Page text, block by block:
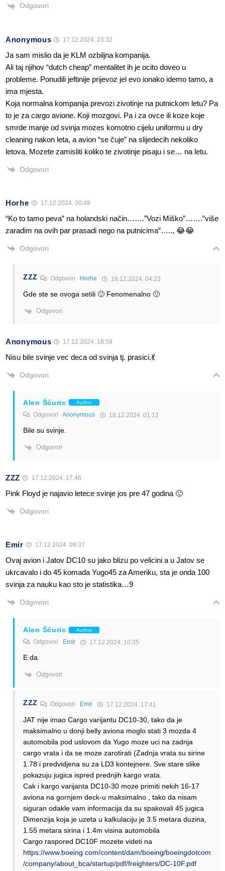
Odgovori
Anonymous 17.12.2024. 23:32
Ja sam mislio da je KLM ozbiljna kompanija.
Ali taj njihov “dutch cheap” mentalitet ih je ocito doveo u
probleme. Ponudili jeftinije prijevoz jel evo ionako idemo tamo, a
ima mjesta.
Koja normalna kompanija prevozi zivotinje na putnickom letu? Pa
to je za cargo avione. Koji mozgovi. Pa i za ovce ili koze koje
smrde manje od svinja mozes komotno cijelu uniformu u dry
cleaning nakon leta, a avion “se čuje” na slijedecih nekoliko
letova. Mozete zamisliti koliko te zivotinje pisaju i se… na letu.
Odgovori
Horhe 17.12.2024. 20:49
“Ko to tamo peva” na holandski način…….”Vozi Miško”…….”više
zaradim na ovih par prasadi nego na putnicima”….., 😂😂
Odgovori
ZZZ Odgovori Horhe 18.12.2024. 04:23
Gde ste se ovoga setili 🙂 Fenomenalno 🙂
Odgovori
Anonymous 17.12.2024. 18:59
Nisu bile svinje vec deca od svinja tj. prasici.💃
Odgovori
Alen Šćuric Author
Odgovori Anonymous 18.12.2024. 01:13
Bile su svinje.
Odgovori
ZZZ 17.12.2024. 17:46
Pink Floyd je najavio letece svinje jos pre 47 godina 🙂
Odgovori
Emir 17.12.2024. 09:37
Ovaj avion i Jatov DC10 su jako blizu po velicini a u Jatov se
ukrcavalo i do 45 komada Yugo45 za Ameriku, sta je onda 100
svinja za nauku kao sto je statistika…9
Odgovori
Alen Šćuric Author
Odgovori Emir 17.12.2024. 10:35
E da.
Odgovori
ZZZ Odgovori Emir 17.12.2024. 17:41
JAT nije imao Cargo varijantu DC10-30, tako da je
maksimalno u donji belly aviona moglo stati 3 mozda 4
automobila pod uslovom da Yugo moze uci na zadnja
cargo vrata i da se moze zarotirati (Zadnja vrata su sirine
1.78 i predvidjena su za LD3 kontejnere. Sve stare slike
pokazuju jugica ispred prednjih kargo vrata.
Cak i kargo varijanta DC10-30 moze primiti nekih 16-17
aviona na gornjem deck-u maksimalno , tako da nisam
siguran odakle vam informacija da su spakovali 45 jugica
Dimenzija koja je uzeta u kalkulaciju je 3.5 metara duzina,
1.55 metara sirina i 1.4m visina automobila
Cargo raspored DC10F mozete videti na
https://www.boeing.com/content/dam/boeing/boeingdotcom
/company/about_bca/startup/pdf/freighters/DC-10F.pdf